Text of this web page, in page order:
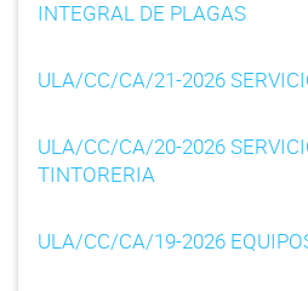
g
a
n
INTEGRAL DE PLAGAS
ULA/CC/CA/21-2026
ULA/CC/CA/20-2026
TINTORERIA
ULA/CC/CA/19-2026